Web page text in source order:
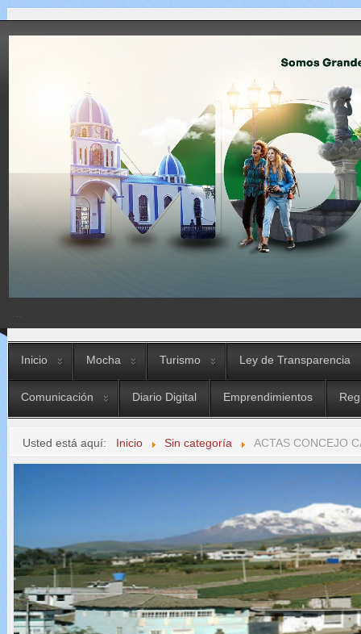
Inicio Mocha Turismo Ley de Transparencia
Comunicación Diario Digital Emprendimientos
Usted está aquí: Inicio Sin categoría ACTAS CONCEJO